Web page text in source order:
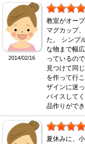
2014/02/16
教室がオー
マグカップ
た。 シンプ
な物まで幅
っているの
見つけて同
を作って行
ザインに迷
バイスして
品作りができ
夏休みに、